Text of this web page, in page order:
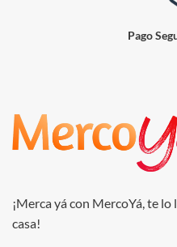
Pago
¡Merca yá con MercoYá, te
casa!